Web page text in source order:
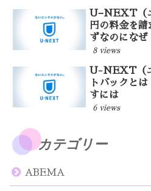
U−NEXT（
円の料金を
ずなのになぜ
8 views
U-NEXT（
トバックと
すには
6 views
カテゴリー
ABEMA